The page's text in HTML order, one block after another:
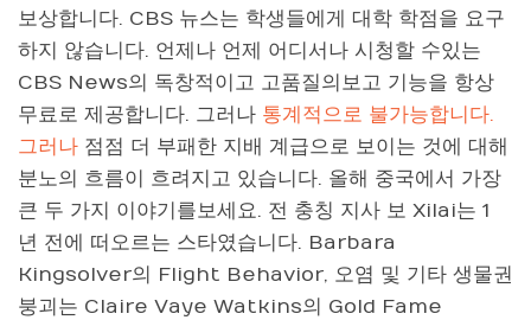
보상합니다. CBS 뉴스는 학생들에게 대학 학점을 요구
하지 않습니다. 언제나 언제 어디서나 시청할 수있는
CBS News의 독창적이고 고품질의보고 기능을 항상
무료로 제공합니다. 그러나 통계적으로 불가능합니다.
그러나 점점 더 부패한 지배 계급으로 보이는 것에 대해
분노의 흐름이 흐려지고 있습니다. 올해 중국에서 가장
큰 두 가지 이야기를보세요. 전 충칭 지사 보 Xilai는 1
년 전에 떠오르는 스타였습니다. Barbara
Kingsolver의 Flight Behavior, 오염 및 기타 생물권
붕괴는 Claire Vaye Watkins의 Gold Fame